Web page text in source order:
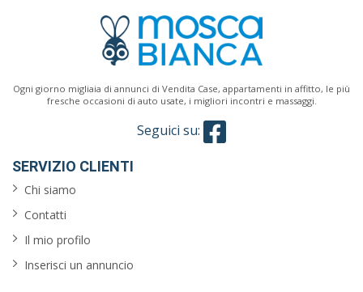
Ogni giorno migliaia di annunci di Vendita Case, appartamenti in affitto, le più
fresche occasioni di auto usate, i migliori incontri e massaggi.
Seguici su:
SERVIZIO CLIENTI
Chi siamo
Contatti
Il mio profilo
Inserisci un annuncio